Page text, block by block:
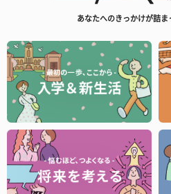
あなたへのきっかけが詰ま